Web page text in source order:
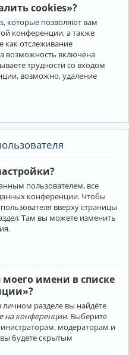
cookies»?
которые позволяют вам
конференции, а также
как отслеживание
возможность включена
трудности со входом
возможно, удаление
пользователем, все
конференции. Чтобы
вверху страницы
. Там вы можете изменить
имени в списке
разделе вы найдёте
на конференции. Выберите
модераторам и
будете скрытым